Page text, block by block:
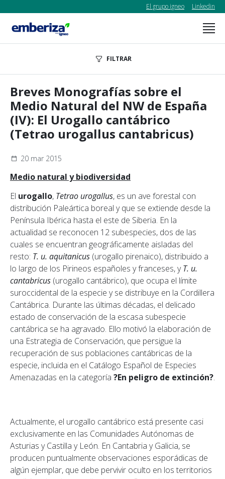
El grupo igneo Linkedin
FILTRAR
Breves Monografías sobre el
Medio Natural del NW de España
(IV): El Urogallo cantábrico
(Tetrao urogallus cantabricus)
20 mar 2015
Medio natural y biodiversidad
El urogallo, Tetrao urogallus, es un ave forestal con
distribución Paleártica boreal y que se extiende desde la
Península Ibérica hasta el este de Siberia. En la
actualidad se reconocen 12 subespecies, dos de las
cuales se encuentran geográficamente aisladas del
resto: T. u. aquitanicus (urogallo pirenaico), distribuido a
lo largo de los Pirineos españoles y franceses, yT. u.
cantabricus (urogallo cantábrico), que ocupa el límite
suroccidental de la especie y se distribuye en la Cordillera
Cantábrica. Durante las últimas décadas, el delicado
estado de conservación de la escasa subespecie
cantábrica se ha agravado. Ello motivó la elaboración de
una Estrategia de Conservación, que persigue la
recuperación de sus poblaciones cantábricas de la
especie, incluida en el Catálogo Español de Especies
Amenazadas en la categoría ?En peligro de extinción?.
Actualmente, el urogallo cantábrico está presente casi
exclusivamente en las Comunidades Autónomas de
Asturias y Castilla y León. En Cantabria y Galicia, se
producen puntualmente observaciones esporádicas de
algún ejemplar, que debe pervivir oculto en los territorios